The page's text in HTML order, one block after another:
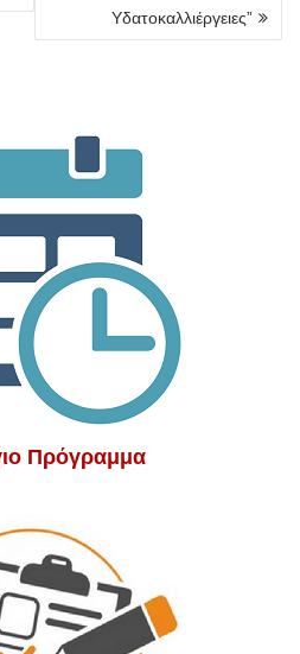
Υδατοκαλλιέργειες”
Πρόγραμμα